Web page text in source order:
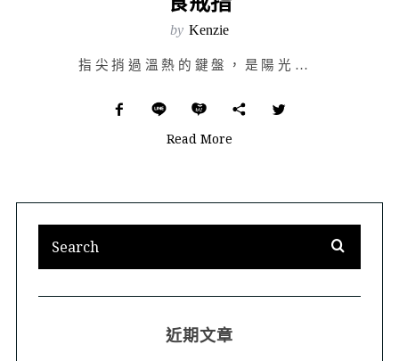
by Kenzie
指尖捎過溫熱的鍵盤，是陽光的曝曬又或是機械運轉時的燃燒，在難得愜意的午後，就值得嚐上一口酸甜的偷懶。…
Read More
近期文章